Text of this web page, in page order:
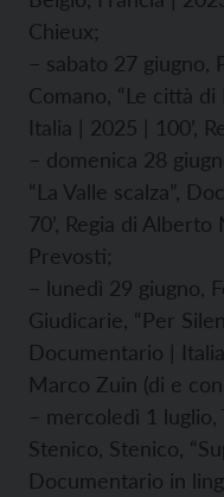
Chieux;
– sabato 27 giugno,
Comano, “Le città di
Italia | 2025 | 100’,
– domenica 28
“La Valle scalza”,
70’, Regia di
Prevosti;
– lunedì 29 giugno,
Giudicarie, “Per
Documentario |
Marco Zuin (di e
– mercoledì 1 luglio,
Stenico, Stenico,
Documentario in